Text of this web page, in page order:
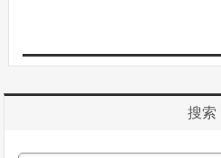
搜索